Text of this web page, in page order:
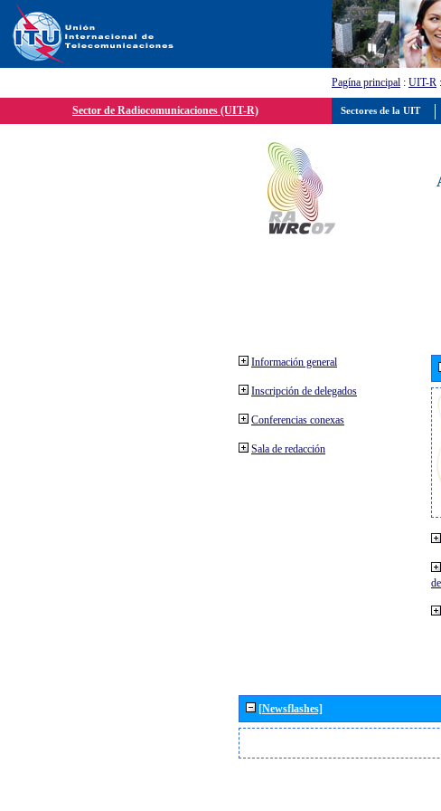
Pagína principal : UIT-R :
Sector de Radiocomunicaciones (UIT-R)
Información general
Inscripción de delegados
Conferencias conexas
Sala de redacción
[Newsflashes]
Sectores de la UIT